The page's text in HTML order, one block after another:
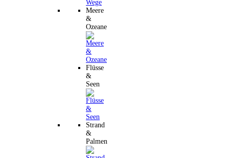
Meere
&
Ozeane
Flüsse
&
Seen
Strand
&
Palmen